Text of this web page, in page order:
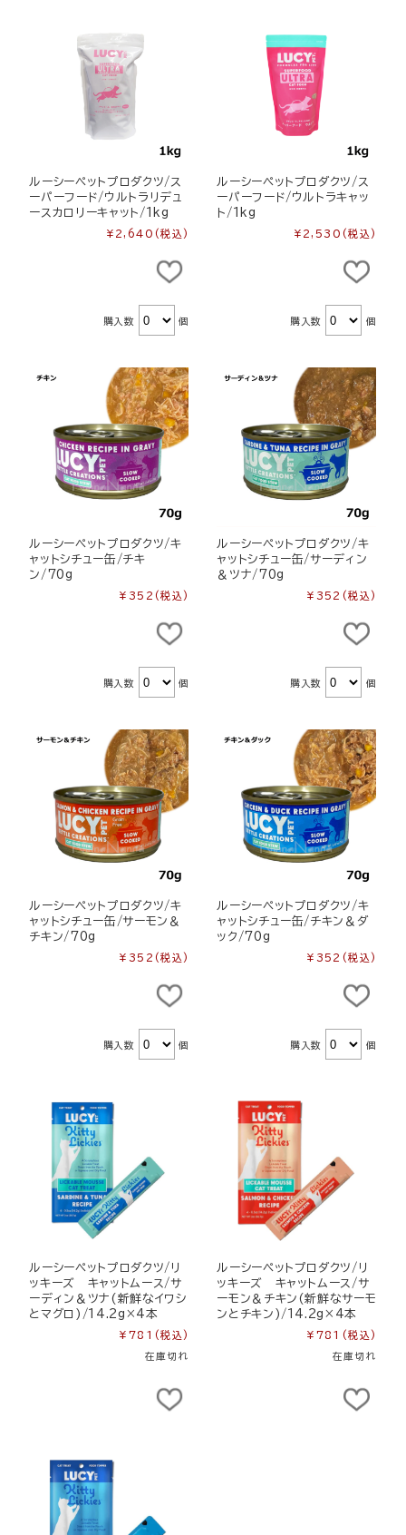
ルーシーペットプロダクツ/ス
ーパーフード/ウルトラリデュ
ースカロリーキャット/1kg
¥2,640 (税込)
購入数 個
ルーシーペットプロダクツ/ス
ーパーフード/ウルトラキャッ
ト/1kg
¥2,530 (税込)
購入数 個
ルーシーペットプロダクツ/キ
ャットシチュー缶/チキ
ン/70g
¥352 (税込)
購入数 個
ルーシーペットプロダクツ/キ
ャットシチュー缶/サーディン
＆ツナ/70g
¥352 (税込)
購入数 個
ルーシーペットプロダクツ/キ
ャットシチュー缶/サーモン＆
チキン/70g
¥352 (税込)
購入数 個
ルーシーペットプロダクツ/キ
ャットシチュー缶/チキン＆ダ
ック/70g
¥352 (税込)
購入数 個
ルーシーペットプロダクツ/リ
ッキーズ キャットムース/サ
ーディン＆ツナ(新鮮なイワシ
とマグロ)/14.2g×4本
¥781 (税込)
在庫切れ
ルーシーペットプロダクツ/リ
ッキーズ キャットムース/サ
ーモン＆チキン(新鮮なサーモ
ンとチキン)/14.2g×4本
¥781 (税込)
在庫切れ